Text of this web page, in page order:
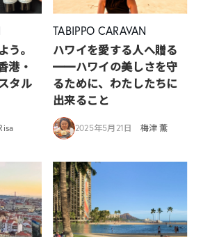
う。
港・
タル
TABIPPO CARAVAN
ハワイを愛する人へ贈る
━━ハワイの美しさを守
るために、わたしたちに
出来ること
2025年5月21日 梅津 薫